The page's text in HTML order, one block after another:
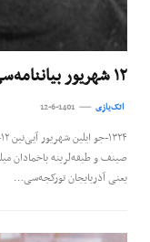
۱۲ شهریور بیاننامه‌سی ۷۷ یاشیندا
اتک‌یازی 12-6-1401
صینف و طبقه‌لرینه باخمادان
یعنی آذربایجان تورکجه‌سی…